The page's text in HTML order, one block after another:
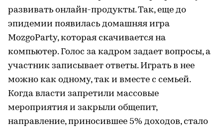
развивать онлайн-продукты. Так, еще до
эпидемии появилась домашняя игра
MozgoParty, которая скачивается на
компьютер. Голос за кадром задает вопросы, а
участник записывает ответы. Играть в нее
можно как одному, так и вместе с семьей.
Когда власти запретили массовые
мероприятия и закрыли общепит,
направление, приносившее 5% доходов, стало